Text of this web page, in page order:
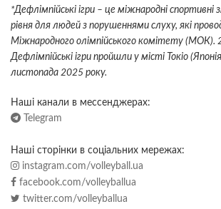
*Дефлімпійські ігри – це міжнародні
рівня для людей з порушеннями слуху, які
Міжнародного олімпійського комітету (МОК).
Дефлімпійські ігри пройшли у місті Токіо
листопада 2025 року.
Наші канали в мессенджерах:
Telegram
Наші сторінки в соціальних мережах:
instagram.com/volleyball.ua
facebook.com/volleyballua
twitter.com/volleyballua